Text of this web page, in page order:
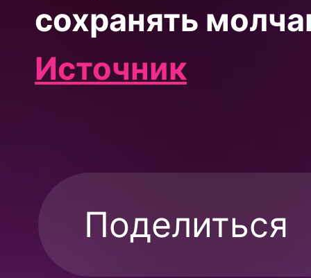
сохранять
Источник
Поделиться